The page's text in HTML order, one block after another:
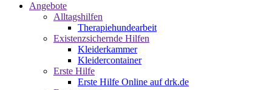
Angebote
Alltagshilfen
Therapiehundearbeit
Existenzsichernde Hilfen
Kleiderkammer
Kleidercontainer
Erste Hilfe
Erste Hilfe Online auf drk.de